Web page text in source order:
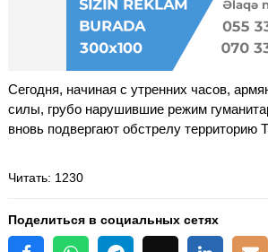
Сегодня, начиная с утренних часов,
силы, грубо нарушившие режим
вновь подвергают обстрелу территорию
Читать: 1230
Поделиться в социальных сетях